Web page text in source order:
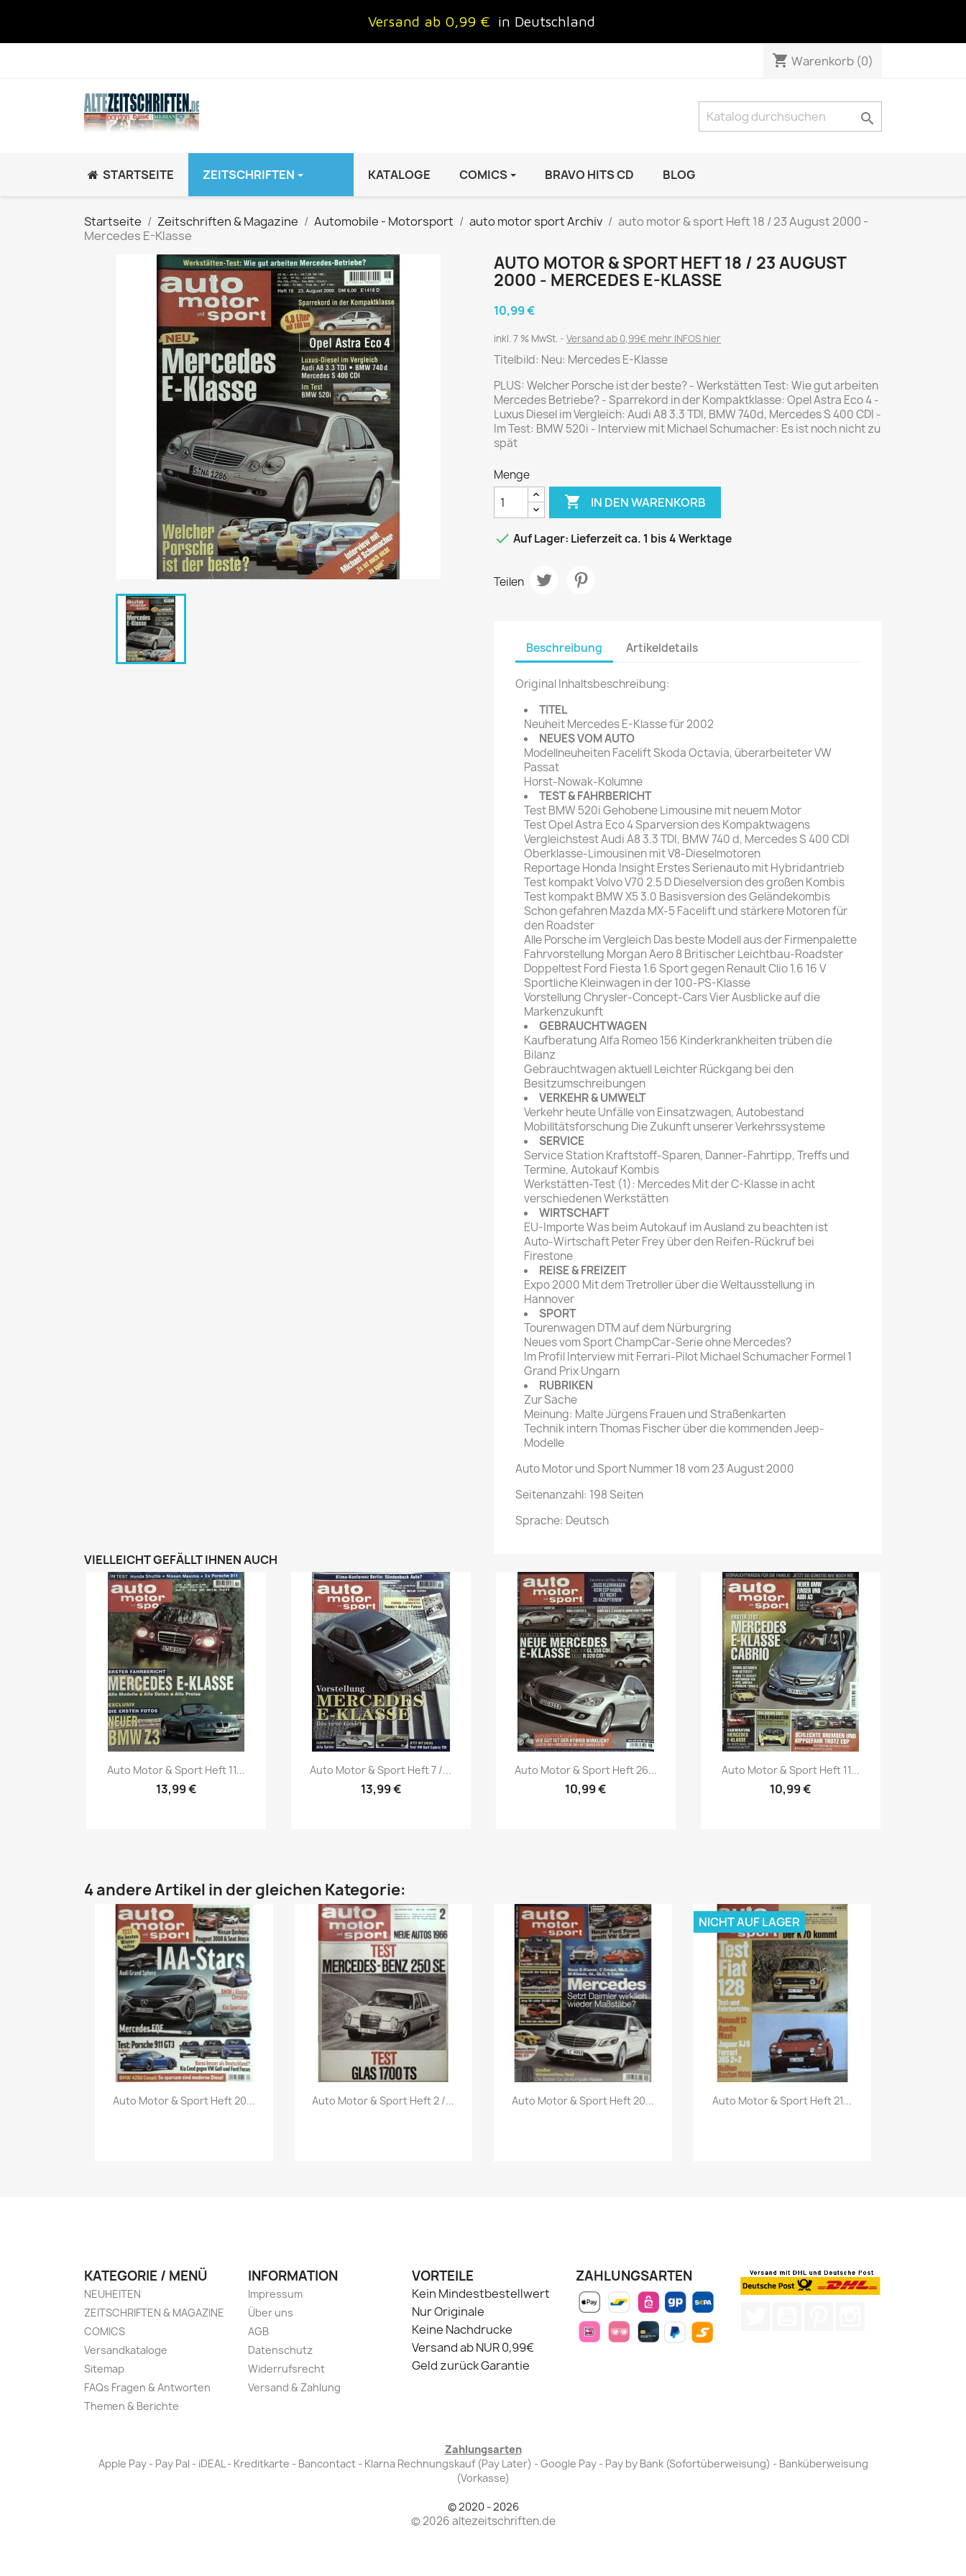
Versand ab 0,99 € in Deutschland
shopping_cart Warenkorb (0)

STARTSEITE ZEITSCHRIFTEN
JUGEND / KIND
BRAVO HipHop Special
BRAVO Zeitschrift
hey!
Mädchen
POP Rocky
Yam!
FRAUEN AUTO & MOTOR
auto motor sport Archiv
Autoprospekte &
Gute Fahrt
Klassik Motorrad
MO Zeitschrift
Motor Klassik
Motorrad Classic
Oldtimer Markt
Programmhefte Rennen
PS das Sport Motorrad
Rallye Racing
NATUR & TECHNIK
GEO Das neue Bild der Erde
GEO Wissen
P.M. Biografie
Unser Wald
MUSIK
Metal Hammer
MODE
Mare
Guter Rat
Mann
TAGES &
WOCHENZEITUNGEN
Bildzeitung
Frankfurter Allgemeine
Magazin
Frankfurter Illustrierte
Magazine
KATALOGE COMICS BRAVO HITS CD BLOG
Startseite Zeitschriften & Magazine Automobile - Motorsport auto motor sport Archiv
auto motor & sport Heft 18 / 23 August 2000 -
Mercedes E-Klasse
AUTO MOTOR & SPORT HEFT 18 / 23 AUGUST
2000 - MERCEDES E-KLASSE
10,99 €
inkl. 7 % MwSt. Versand ab 0,99€ mehr INFOS hier
Titelbild: Neu: Mercedes E-Klasse
PLUS: Welcher Porsche ist der beste? - Werkstätten Test: Wie gut arbeiten
Mercedes Betriebe? - Sparrekord in der Kompaktklasse: Opel Astra Eco 4 -
Luxus Diesel im Vergleich: Audi A8 3.3 TDI, BMW 740d, Mercedes S 400 CDI -
Im Test: BMW 520i - Interview mit Michael Schumacher: Es ist noch nicht zu
spät
Menge
 IN DEN WARENKORB
 Auf Lager: Lieferzeit ca. 1 bis 4 Werktage
Teilen
Beschreibung Artikeldetails
Original Inhaltsbeschreibung:
TITEL
Neuheit Mercedes E-Klasse für 2002
NEUES VOM AUTO
Modellneuheiten Facelift Skoda Octavia, überarbeiteter VW
Passat
Horst-Nowak-Kolumne
TEST & FAHRBERICHT
Test BMW 520i Gehobene Limousine mit neuem Motor
Test Opel Astra Eco 4 Sparversion des Kompaktwagens
Vergleichstest Audi A8 3.3 TDI, BMW 740 d, Mercedes S 400 CDI
Oberklasse-Limousinen mit V8-Dieselmotoren
Reportage Honda Insight Erstes Serienauto mit Hybridantrieb
Test kompakt Volvo V70 2.5 D Dieselversion des großen Kombis
Test kompakt BMW X5 3.0 Basisversion des Geländekombis
Schon gefahren Mazda MX-5 Facelift und stärkere Motoren für
den Roadster
Alle Porsche im Vergleich Das beste Modell aus der Firmenpalette
Fahrvorstellung Morgan Aero 8 Britischer Leichtbau-Roadster
Doppeltest Ford Fiesta 1.6 Sport gegen Renault Clio 1.6 16 V
Sportliche Kleinwagen in der 100-PS-Klasse
Vorstellung Chrysler-Concept-Cars Vier Ausblicke auf die
Markenzukunft
GEBRAUCHTWAGEN
Kaufberatung Alfa Romeo 156 Kinderkrankheiten trüben die
Bilanz
Gebrauchtwagen aktuell Leichter Rückgang bei den
Besitzumschreibungen
VERKEHR & UMWELT
Verkehr heute Unfälle von Einsatzwagen, Autobestand
Mobilltätsforschung Die Zukunft unserer Verkehrssysteme
SERVICE
Service Station Kraftstoff-Sparen, Danner-Fahrtipp, Treffs und
Termine, Autokauf Kombis
Werkstätten-Test (1): Mercedes Mit der C-Klasse in acht
verschiedenen Werkstätten
WIRTSCHAFT
EU-Importe Was beim Autokauf im Ausland zu beachten ist
Auto-Wirtschaft Peter Frey über den Reifen-Rückruf bei
Firestone
REISE & FREIZEIT
Expo 2000 Mit dem Tretroller über die Weltausstellung in
Hannover
SPORT
Tourenwagen DTM auf dem Nürburgring
Neues vom Sport ChampCar-Serie ohne Mercedes?
Im Profil Interview mit Ferrari-Pilot Michael Schumacher Formel 1
Grand Prix Ungarn
RUBRIKEN
Zur Sache
Meinung: Malte Jürgens Frauen und Straßenkarten
Technik intern Thomas Fischer über die kommenden Jeep-
Modelle
Auto Motor und Sport Nummer 18 vom 23 August 2000
Seitenanzahl: 198 Seiten
Sprache: Deutsch
VIELLEICHT GEFÄLLT IHNEN AUCH
Vorschau
Auto Motor & Sport Heft 11...
13,99 €
Vorschau
Auto Motor & Sport Heft 7 /...
13,99 €
Vorschau
Auto Motor & Sport Heft 26...
10,99 €
Vorschau
Auto Motor & Sport Heft 11...
10,99 €
4 andere Artikel in der gleichen Kategorie:
Vorschau
Auto Motor & Sport Heft 20... Vorschau
Auto Motor & Sport Heft 2 /... Vorschau
Auto Motor & Sport Heft 20... Vorschau
Auto Motor & Sport Heft 21...
NICHT AUF LAGER
KATEGORIE / MENÜ
NEUHEITEN
ZEITSCHRIFTEN & MAGAZINE
COMICS
Versandkataloge
Sitemap
FAQs Fragen & Antworten
Themen & Berichte
INFORMATION
Impressum
Über uns
AGB
Datenschutz
Widerrufsrecht
Versand & Zahlung
VORTEILE
Kein Mindestbestellwert
Nur Originale
Keine Nachdrucke
Versand ab NUR 0,99€
Geld zurück Garantie
ZAHLUNGSARTEN
Zahlungsarten
Apple Pay - Pay Pal - iDEAL - Kreditkarte - Bancontact - Klarna Rechnungskauf (Pay Later) - Google Pay - Pay by Bank (Sofortüberweisung) - Banküberweisung
(Vorkasse)
© 2020 - 2026
© 2026 altezeitschriften.de